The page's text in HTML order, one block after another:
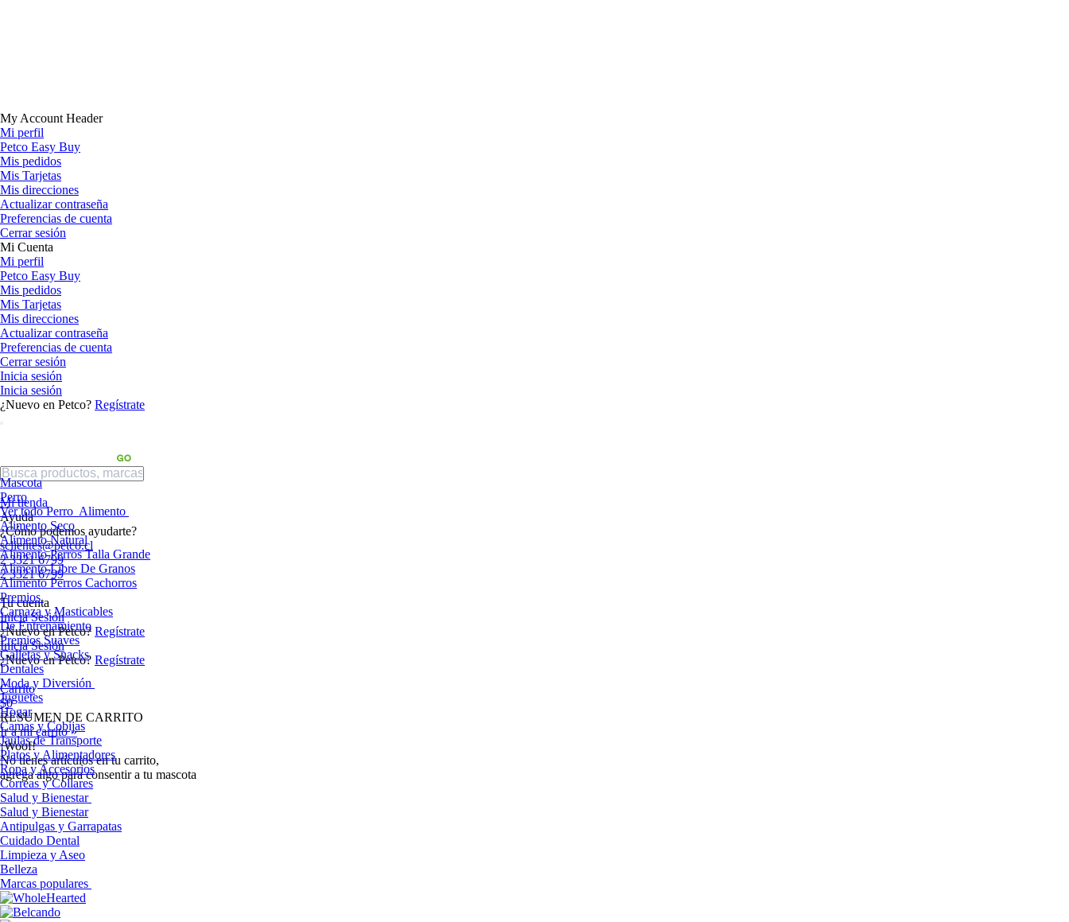
My Account Header
Mi perfil
Petco Easy Buy
Mis pedidos
Mis Tarjetas
Mis direcciones
Actualizar contraseña
Preferencias de cuenta
Cerrar sesión
Mi Cuenta
Mi perfil
Petco Easy Buy
Mis pedidos
Mis Tarjetas
Mis direcciones
Actualizar contraseña
Preferencias de cuenta
Cerrar sesión
Inicia sesión
Inicia sesión
¿Nuevo en Petco? Regístrate
Mi tienda
Ayuda
¿Cómo podemos ayudarte?
sclientes@petco.cl
2 3321 6799
2 3321 6799
Tu cuenta
Inicia Sesión
¿Nuevo en Petco? Regístrate
Inicia Sesión
¿Nuevo en Petco? Regístrate
Carrito
$0
RESUMEN DE CARRITO
Ir a mi carrito »
¡Woof!
No tíenes artículos en tu carrito,
agrega algo para consentir a tu mascota
Mascota
Perro
Ver todo Perro Alimento
Alimento Seco
Alimento Natural
Alimento Perros Talla Grande
Alimento Libre De Granos
Alimento Perros Cachorros
Premios
Carnaza y Masticables
De Entrenamiento
Premios Suaves
Galletas y Snacks
Dentales
Moda y Diversión
Juguetes
Hogar
Camas y Cobijas
Jaulas de Transporte
Platos y Alimentadores
Ropa y Accesorios
Correas y Collares
Salud y Bienestar
Salud y Bienestar
Antipulgas y Garrapatas
Cuidado Dental
Limpieza y Aseo
Belleza
Marcas populares